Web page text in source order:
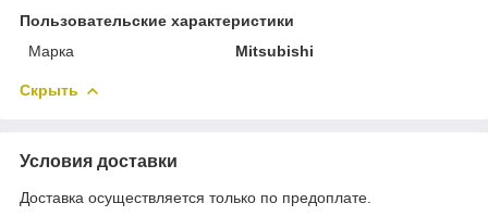
Пользовательские характеристики
Марка
Mitsubishi
Скрыть
Условия доставки
Доставка осуществляется только по предоплате.